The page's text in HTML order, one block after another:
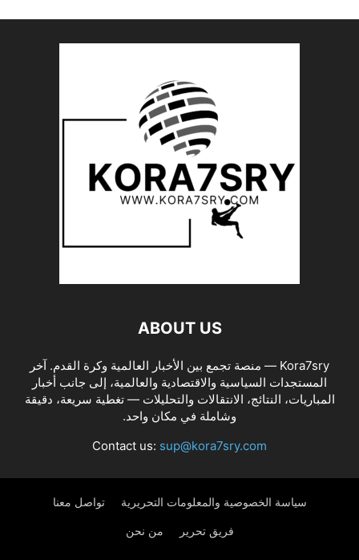
ABOUT US
Kora7sry — منصة تجمع بين الأخبار العالمية وكرة القدم. آخر
المستجدات السياسية والاقتصادية والعالمية، إلى جانب أخبار
المباريات، النتائج، الانتقالات والتحليلات — تغطية سريعة، دقيقة
وشاملة في مكان واحد.
Contact us: sup@kora7sry.com
سياسة الخصوصية والمعلومات التحريرية تواصل معنا
فريق تحرير من نحن